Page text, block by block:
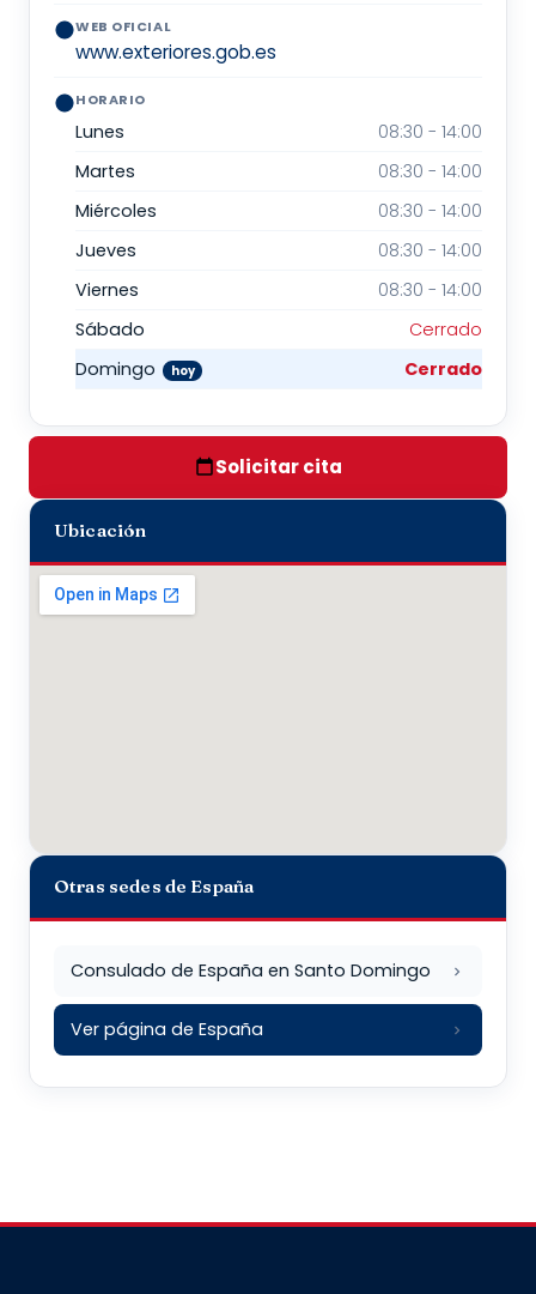
WEB OFICIAL
www.exteriores.gob.es
HORARIO
Lunes
08:30 - 14:00
Martes
08:30 - 14:00
Miércoles
08:30 - 14:00
Jueves
08:30 - 14:00
Viernes
08:30 - 14:00
Sábado
Cerrado
Domingo
hoy Cerrado
Solicitar cita
Ubicación
Otras sedes de España
Consulado de España en Santo Domingo
Ver página de España